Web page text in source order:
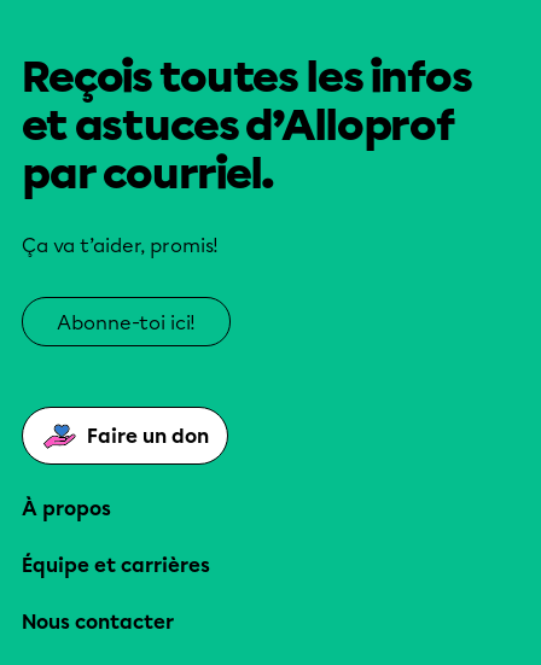
Reçois toutes les infos
et astuces d’Alloprof
par courriel.
Ça va t’aider, promis!
Abonne-toi ici!
Faire un don
À propos
Équipe et carrières
Nous contacter